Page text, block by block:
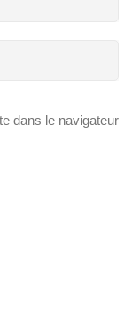
dans le navigateur